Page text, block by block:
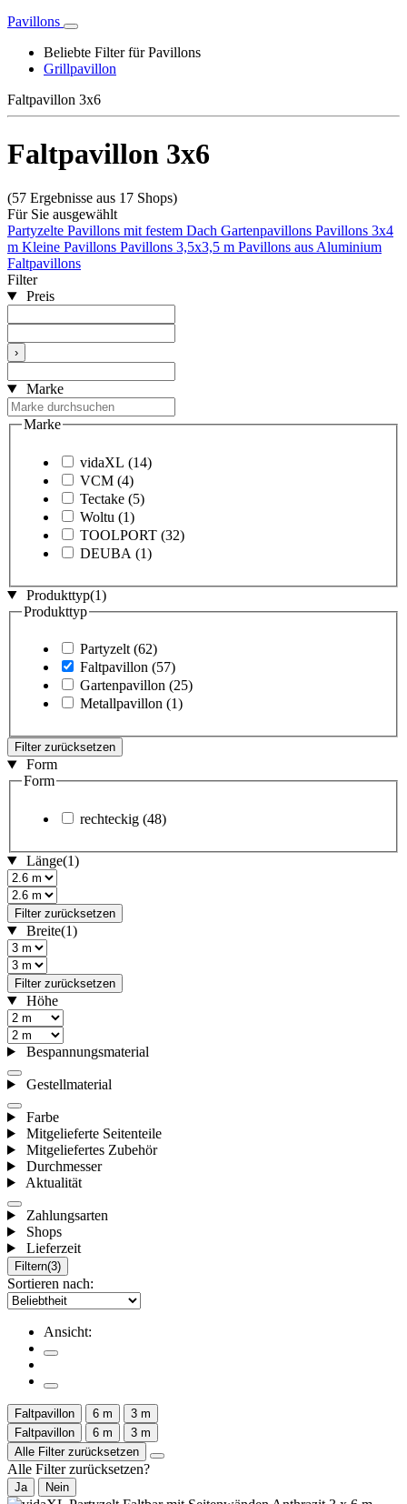
Pavillons
Beliebte Filter für Pavillons
Grillpavillon
Faltpavillon 3x6
Faltpavillon 3x6
(57 Ergebnisse aus 17 Shops)
Für Sie ausgewählt
Partyzelte Pavillons mit festem Dach Gartenpavillons Pavillons 3x4
m Kleine Pavillons Pavillons 3,5x3,5 m Pavillons aus Aluminium
Faltpavillons
Filter
Preis
›
Marke
Marke
vidaXL (14)
VCM (4)
Tectake (5)
Woltu (1)
TOOLPORT (32)
DEUBA (1)
Produkttyp(1)
Produkttyp
Partyzelt (62)
Faltpavillon (57)
Gartenpavillon (25)
Metallpavillon (1)
Filter zurücksetzen
Form
Form
rechteckig (48)
Länge(1)
Filter zurücksetzen
Breite(1)
Filter zurücksetzen
Höhe
Bespannungsmaterial
Gestellmaterial
Farbe
Mitgelieferte Seitenteile
Mitgeliefertes Zubehör
Durchmesser
Aktualität
Zahlungsarten
Shops
Lieferzeit
Filtern(3)
Sortieren nach:
Ansicht:
Faltpavillon 6 m
3 m
Faltpavillon
6 m
3 m
Alle Filter zurücksetzen
Alle Filter zurücksetzen?
Ja Nein